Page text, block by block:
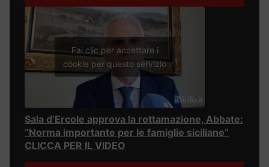
Fai clic per accettare i
cookie per questo servizio
Sala d’Ercole approva la rottamazione, Abbate:
“Norma importante per le famiglie siciliane”
CLICCA PER IL VIDEO